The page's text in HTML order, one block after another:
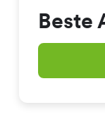
Beste